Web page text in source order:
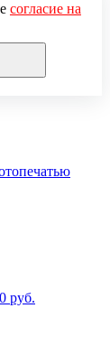
руб.
согласие на
сведения о
сайт.